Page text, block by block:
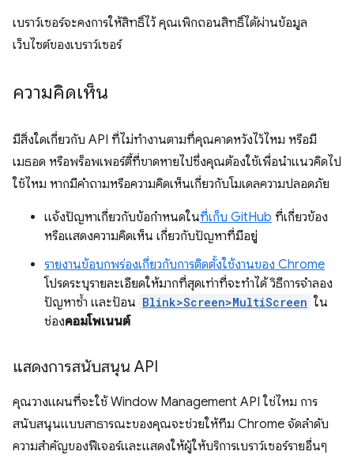
เบราว์เซอร์จะคงการให้สิทธิ์ไว้ คุณเพิกถอนสิทธิ์ได้ผ่านข้อมูล
เว็บไซต์ของเบราว์เซอร์
ความคิดเห็น
มีสิ่งใดเกี่ยวกับ API ที่ไม่ทำงานตามที่คุณคาดหวังไว้ไหม หรือมี
เมธอด หรือพร็อพเพอร์ตี้ที่ขาดหายไปซึ่งคุณต้องใช้เพื่อนำแนวคิดไป
ใช้ไหม หากมีคำถามหรือความคิดเห็นเกี่ยวกับโมเดลความปลอดภัย
แจ้งปัญหาเกี่ยวกับข้อกำหนดในที่เก็บ GitHub ที่เกี่ยวข้อง
หรือแสดงความคิดเห็น เกี่ยวกับปัญหาที่มีอยู่
รายงานข้อบกพร่องเกี่ยวกับการติดตั้งใช้งานของ Chrome
โปรดระบุรายละเอียดให้มากที่สุดเท่าที่จะทำได้ วิธีการจำลอง
ปัญหาซ้ำ และป้อน Blink>Screen>MultiScreen ใน
ช่องคอมโพเนนต์
แสดงการสนับสนุน API
คุณวางแผนที่จะใช้ Window Management API ใช่ไหม การ
สนับสนุนแบบสาธารณะของคุณจะช่วยให้ทีม Chrome จัดลําดับ
ความสําคัญของฟีเจอร์และแสดงให้ผู้ให้บริการเบราว์เซอร์รายอื่นๆ